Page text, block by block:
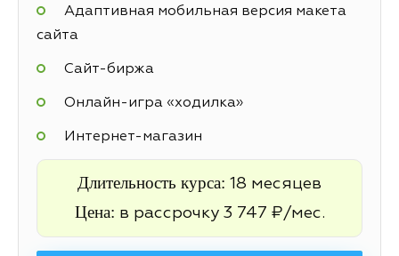
Адаптивная мобильная версия макета
сайта
Cайт-биржа
Онлайн-игра «ходилка»
Интернет-магазин
Длительность курса: 18 месяцев
Цена: в рассрочку 3 747 ₽/мес.